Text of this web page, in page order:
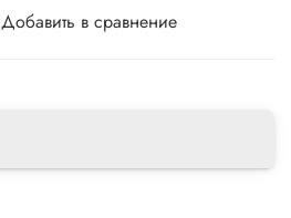
Добавить в сравнение